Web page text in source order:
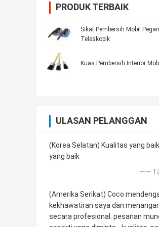
PRODUK TERBAIK
Sikat Pembersih Mobil
Teleskopik
Kuas Pembersih Interior
ULASAN PELANGGAN
(Korea Selatan) Kualitas yang
yang baik
——
(Amerika Serikat) Coco
kekhawatiran saya dan
secara profesional. pesanan